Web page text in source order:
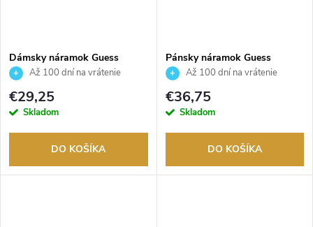
Dámsky náramok Guess
JUBB02248JWRHS
Až 100 dní na vrátenie
tovaru. Autorizovaný predajca.
€29,25
Skladom
DO KOŠÍKA
Pánsky náramok Guess
JUMB01303JWYGT/U
Až 100 dní na vrátenie
tovaru. Autorizovaný predajca.
€36,75
Skladom
DO KOŠÍKA